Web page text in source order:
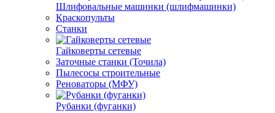
Шлифовальные машинки (шлифмашинки)
Краскопульты
Станки
Гайковерты сетевые
Заточные станки (Точила)
Пылесосы строительные
Реноваторы (МФУ)
Рубанки (фуганки)